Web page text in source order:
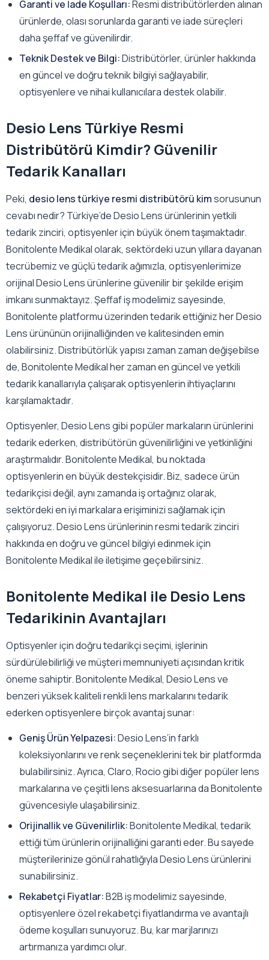
Garanti ve İade Koşulları:Resmi distribütörlerden alınan
ürünlerde, olası sorunlarda garanti ve iade süreçleri
daha şeffaf ve güvenilirdir.
Teknik Destek ve Bilgi:Distribütörler, ürünler hakkında
en güncel ve doğru teknik bilgiyi sağlayabilir,
optisyenlere ve nihai kullanıcılara destek olabilir.
Desio Lens Türkiye Resmi
Distribütörü Kimdir? Güvenilir
Tedarik Kanalları
Peki, desio lens türkiye resmi distribütörü kimsorusunun
cevabı nedir? Türkiye’de Desio Lens ürünlerinin yetkili
tedarik zinciri, optisyenler için büyük önem taşımaktadır.
Bonitolente Medikal olarak, sektördeki uzun yıllara dayanan
tecrübemiz ve güçlü tedarik ağımızla, optisyenlerimize
orijinal Desio Lens ürünlerine güvenilir bir şekilde erişim
imkanı sunmaktayız. Şeffaf iş modelimiz sayesinde,
Bonitolente platformu üzerinden tedarik ettiğiniz her Desio
Lens ürününün orijinalliğinden ve kalitesinden emin
olabilirsiniz. Distribütörlük yapısı zaman zaman değişebilse
de, Bonitolente Medikal her zaman en güncel ve yetkili
tedarik kanallarıyla çalışarak optisyenlerin ihtiyaçlarını
karşılamaktadır.
Optisyenler, Desio Lens gibi popüler markaların ürünlerini
tedarik ederken, distribütörün güvenilirliğini ve yetkinliğini
araştırmalıdır. Bonitolente Medikal, bu noktada
optisyenlerin en büyük destekçisidir. Biz, sadece ürün
tedarikçisi değil, aynı zamanda iş ortağınız olarak,
sektördeki en iyi markalara erişiminizi sağlamak için
çalışıyoruz. Desio Lens ürünlerinin resmi tedarik zinciri
hakkında en doğru ve güncel bilgiyi edinmek için
Bonitolente Medikal ile iletişime geçebilirsiniz.
Bonitolente Medikal ile Desio Lens
Tedarikinin Avantajları
Optisyenler için doğru tedarikçi seçimi, işlerinin
sürdürülebilirliği ve müşteri memnuniyeti açısından kritik
öneme sahiptir. Bonitolente Medikal, Desio Lens ve
benzeri yüksek kaliteli renkli lens markalarını tedarik
ederken optisyenlere birçok avantaj sunar:
Geniş Ürün Yelpazesi:Desio Lens’in farklı
koleksiyonlarını ve renk seçeneklerini tek bir platformda
bulabilirsiniz. Ayrıca, Claro, Rocio gibi diğer popüler lens
markalarına ve çeşitli lens aksesuarlarına da Bonitolente
güvencesiyle ulaşabilirsiniz.
Orijinallik ve Güvenilirlik:Bonitolente Medikal, tedarik
ettiği tüm ürünlerin orijinalliğini garanti eder. Bu sayede
müşterilerinize gönül rahatlığıyla Desio Lens ürünlerini
sunabilirsiniz.
Rekabetçi Fiyatlar:B2B iş modelimiz sayesinde,
optisyenlere özel rekabetçi fiyatlandırma ve avantajlı
ödeme koşulları sunuyoruz. Bu, kar marjlarınızı
artırmanıza yardımcı olur.